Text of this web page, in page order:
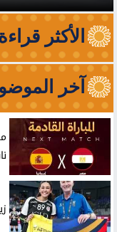
الأكثر
آخر